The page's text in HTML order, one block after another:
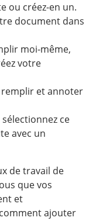
ou créez-en un.
document dans
moi-même,
votre
et annoter
ce
avec un
de travail de
que vos
et
ajouter